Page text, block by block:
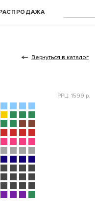
Вернуться в каталог
РРЦ: 1599 р.